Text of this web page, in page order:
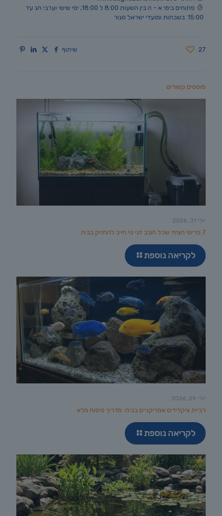
פתוחים בימי א – ה בין השעות 8:00 ל 18:00, ימי שישי וערבי חג עד
15:00. בשבתות ומועדי ישראל סגור
שיתוף 27
פוסטים קשורים
יולי 31, 2026
7 פריטי הציוד שכל חובב דגי נוי חייב להחזיק בבית
לקריאה נוספת
יולי 29, 2026
רביית ציקלידים אפריקניים בבית: מדריך טיפוח מלא
לקריאה נוספת